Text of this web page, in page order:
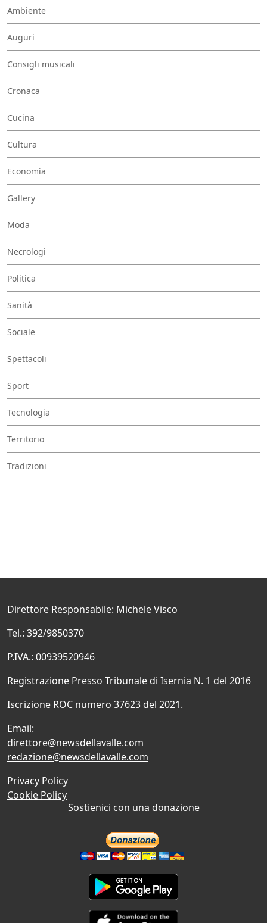
Ambiente
Auguri
Consigli musicali
Cronaca
Cucina
Cultura
Economia
Gallery
Moda
Necrologi
Politica
Sanità
Sociale
Spettacoli
Sport
Tecnologia
Territorio
Tradizioni
Direttore Responsabile: Michele Visco
Tel.: 392/9850370
P.IVA.: 00939520946
Registrazione Presso Tribunale di Isernia N. 1 del 2016
Iscrizione ROC numero 37623 del 2021.
Email:
direttore@newsdellavalle.com
redazione@newsdellavalle.com
Privacy Policy
Cookie Policy
Sostienici con una donazione